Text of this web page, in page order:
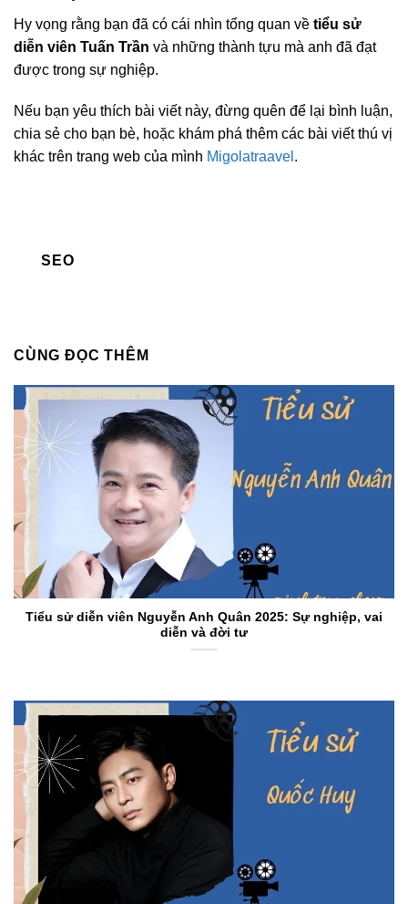
Hy vọng rằng bạn đã có cái nhìn tổng quan về tiểu sử
diễn viên Tuấn Trần và những thành tựu mà anh đã đạt
được trong sự nghiệp.
Nếu bạn yêu thích bài viết này, đừng quên để lại bình luận,
chia sẻ cho bạn bè, hoặc khám phá thêm các bài viết thú vị
khác trên trang web của mình Migolatraavel .
SEO
CÙNG ĐỌC THÊM
Tiểu sử diễn viên Nguyễn Anh Quân 2025: Sự nghiệp, vai
diễn và đời tư